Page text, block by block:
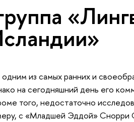
из самых ранних и
на сегодняшний день его
того, недостаточно
с «Младшей Эддой» Снорри